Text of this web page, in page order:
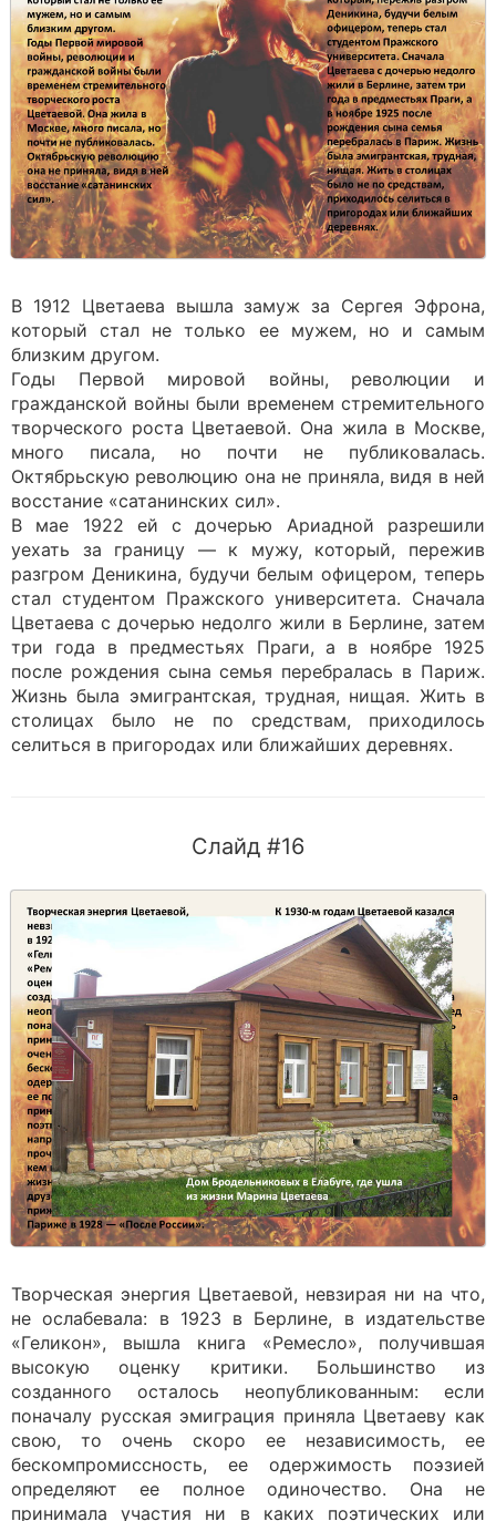
В 1912 Цветаева вышла замуж за Сергея Эфрона,
который стал не только ее мужем, но и самым
близким другом.
Годы Первой мировой войны, революции и
гражданской войны были временем стремительного
творческого роста Цветаевой. Она жила в Москве,
много писала, но почти не публиковалась.
Октябрьскую революцию она не приняла, видя в ней
восстание «сатанинских сил».
В мае 1922 ей с дочерью Ариадной разрешили
уехать за границу — к мужу, который, пережив
разгром Деникина, будучи белым офицером, теперь
стал студентом Пражского университета. Сначала
Цветаева с дочерью недолго жили в Берлине, затем
три года в предместьях Праги, а в ноябре 1925
после рождения сына семья перебралась в Париж.
Жизнь была эмигрантская, трудная, нищая. Жить в
столицах было не по средствам, приходилось
селиться в пригородах или ближайших деревнях.
Слайд #16
Творческая энергия Цветаевой, невзирая ни на что,
не ослабевала: в 1923 в Берлине, в издательстве
«Геликон», вышла книга «Ремесло», получившая
высокую оценку критики. Большинство из
созданного осталось неопубликованным: если
поначалу русская эмиграция приняла Цветаеву как
свою, то очень скоро ее независимость, ее
бескомпромиссность, ее одержимость поэзией
определяют ее полное одиночество. Она не
принимала участия ни в каких поэтических или